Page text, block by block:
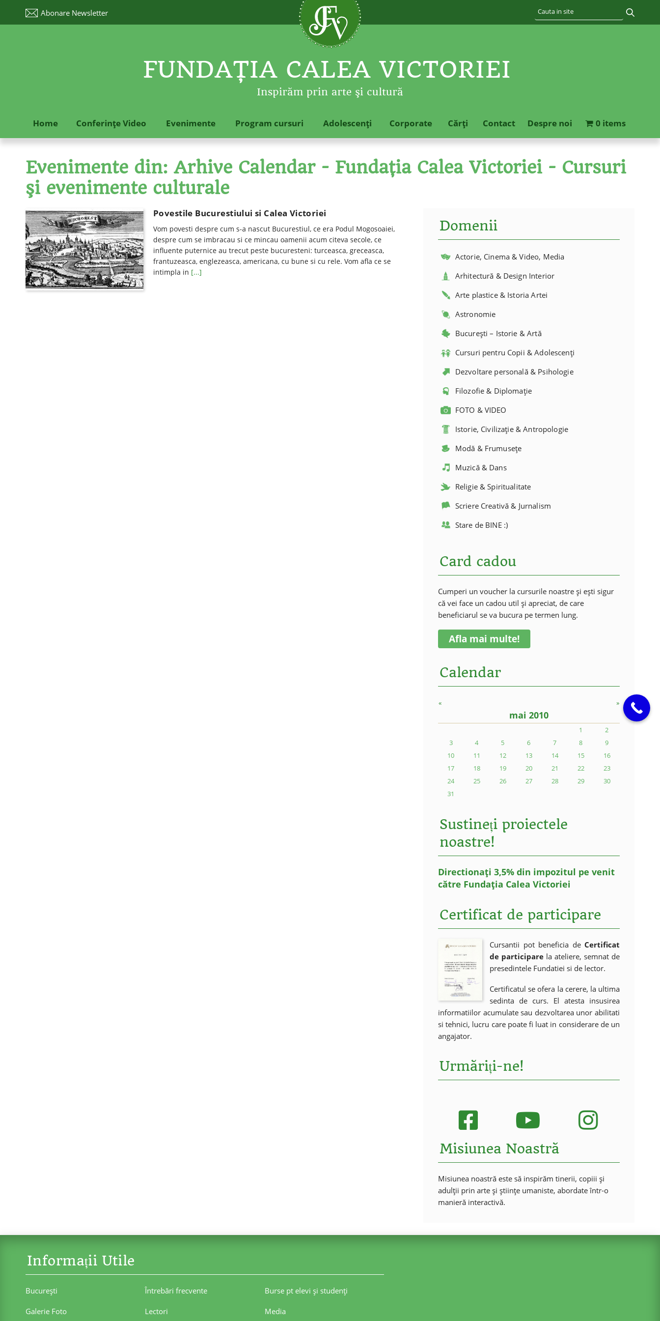
Abonare Newsletter
FUNDAŢIA CALEA VICTORIEI
Inspirăm prin arte şi cultură
Home Conferinţe Video Evenimente Program cursuri Adolescenţi Corporate Cărţi Contact Despre noi 0 items
Evenimente din: Arhive Calendar - Fundaţia Calea Victoriei - Cursuri
şi evenimente culturale
Povestile Bucurestiului si Calea Victoriei
Vom povesti despre cum s-a nascut Bucurestiul, ce era Podul Mogosoaiei,
despre cum se imbracau si ce mincau oamenii acum citeva secole, ce
influente puternice au trecut peste bucuresteni: turceasca, greceasca,
frantuzeasca, englezeasca, americana, cu bune si cu rele. Vom afla ce se
intimpla in [...]
Domenii
Actorie, Cinema & Video, Media
Arhitectură & Design Interior
Arte plastice & Istoria Artei
Astronomie
București – Istorie & Artă
Cursuri pentru Copii & Adolescenți
Dezvoltare personală & Psihologie
Filozofie & Diplomație
FOTO & VIDEO
Istorie, Civilizație & Antropologie
Modă & Frumusețe
Muzică & Dans
Religie & Spiritualitate
Scriere Creativă & Jurnalism
Stare de BINE :)
Card cadou
Cumperi un voucher la cursurile noastre și ești sigur
că vei face un cadou util și apreciat, de care
beneficiarul se va bucura pe termen lung.
Afla mai multe!
Calendar
« »
mai 2010
1
2
3
4 5 6 7 8
9
10
11 12 13 14 15
16
17
18 19 20 21 22
23
24
25 26 27 28 29
30
31
Sustineți proiectele
noastre!
Directionați 3,5% din impozitul pe venit
către Fundația Calea Victoriei
Certificat de participare
Cursantii pot beneficia de Certificat
de participare la ateliere, semnat de
presedintele Fundatiei si de lector.
Certificatul se ofera la cerere, la ultima
sedinta de curs. El atesta insusirea
informatiilor acumulate sau dezvoltarea unor abilitati
si tehnici, lucru care poate fi luat in considerare de un
angajator.
Urmăriți-ne!
Misiunea Noastră
Misiunea noastră este să inspirăm tinerii, copiii și
adulții prin arte și științe umaniste, abordate într-o
manieră interactivă.
Informații Utile
Bucureşti Întrebări frecvente Burse pt elevi şi studenţi
Galerie Foto Lectori Media